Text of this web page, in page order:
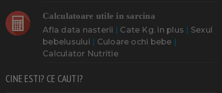
Calculatoare utile in sarcina
Afla data nasterii Cate Kg. in plus
Sexul
bebelusului
Culoare ochi bebe
Calculator Nutritie
CINE ESTI? CE CAUTI?